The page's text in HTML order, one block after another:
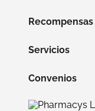
Servicios
Convenios